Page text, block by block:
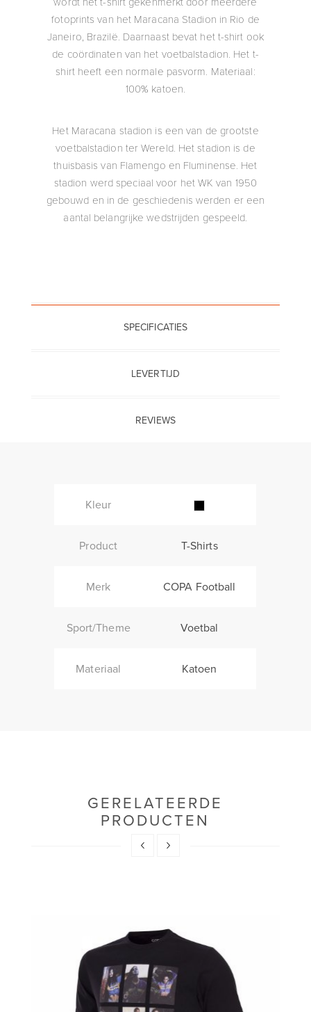
fotoprints van het Maracana Stadion in Rio de
Janeiro, Brazilë. Daarnaast bevat het t-shirt ook
de coördinaten van het voetbalstadion. Het t-
shirt heeft een normale pasvorm. Materiaal:
100% katoen.
Het Maracana stadion is een van de grootste
voetbalstadion ter Wereld. Het stadion is de
thuisbasis van Flamengo en Fluminense. Het
stadion werd speciaal voor het WK van 1950
gebouwd en in de geschiedenis werden er een
aantal belangrijke wedstrijden gespeeld.
SPECIFICATIES
LEVERTIJD
REVIEWS
Kleur
Product T-Shirts
Merk COPA Football
Sport/Theme Voetbal
Materiaal Katoen
GERELATEERDE
PRODUCTEN